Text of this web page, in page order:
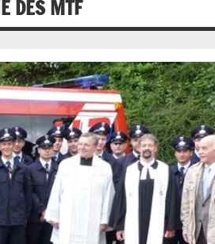
DES MTF